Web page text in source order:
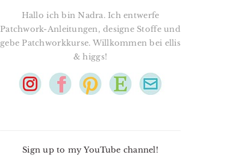
Hallo ich bin Nadra. Ich entwerfe
Patchwork-Anleitungen, designe Stoffe und
gebe Patchworkkurse. Willkommen bei ellis
& higgs!
Sign up to my YouTube channel!